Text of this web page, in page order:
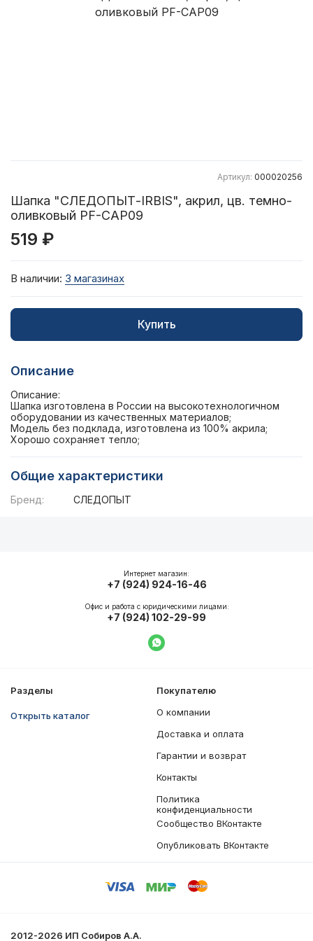
Артикул: 000020256
Шапка "СЛЕДОПЫТ-IRBIS", акрил, цв. темно-
оливковый PF-CAP09
519 ₽
В наличии: 3 магазинах
Купить
Описание
Описание:
Шапка изготовлена в России на высокотехнологичном
оборудовании из качественных материалов;
Модель без подклада, изготовлена из 100% акрила;
Хорошо сохраняет тепло;
Общие характеристики
Бренд: СЛЕДОПЫТ
Разделы
Открыть каталог
Покупателю
О компании
Доставка и оплата
Гарантии и возврат
Контакты
Политика
конфиденциальности
Сообщество ВКонтакте
Опубликовать ВКонтакте
Интернет магазин:
+7 (924) 924-16-46
Офис и работа с юридическими лицами:
+7 (924) 102-29-99
Написать в WhatsApp
2012-2026 ИП Собиров А.А.